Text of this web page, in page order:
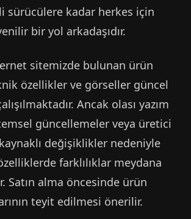
sürücülere kadar herkes için
bir yol arkadaşıdır.
sitemizde bulunan ürün
özellikler ve görseller güncel
Ancak olası yazım
güncellemeler veya üretici
değişiklikler nedeniyle
farklılıklar meydana
Satın alma öncesinde ürün
teyit edilmesi önerilir.